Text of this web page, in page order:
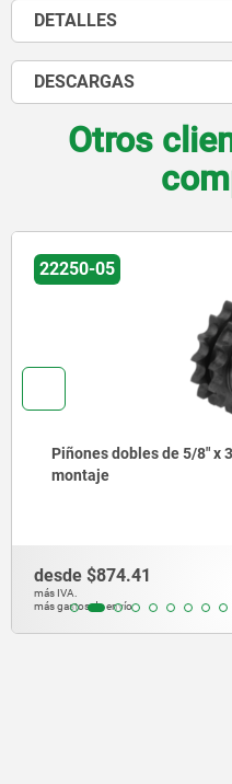
DETALLES
DESCARGAS
Otros
22250-05
Piñones dobles de 5/8" x 3/
montaje
desde$874.41
más IVA.
más gastos de envío